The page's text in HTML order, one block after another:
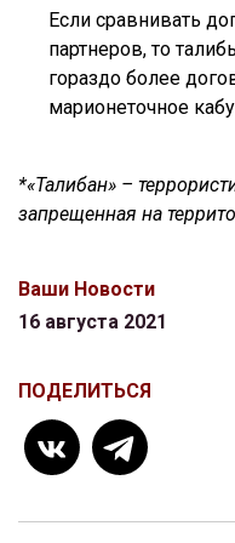
Если сравнивать
партнеров, то
гораздо более
марионеточное
*«Талибан» –
запрещенная на
Ваши Новости
16 августа 2021
ПОДЕЛИТЬСЯ